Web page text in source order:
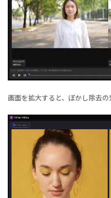
画面を拡大すると、ぼかし除去の